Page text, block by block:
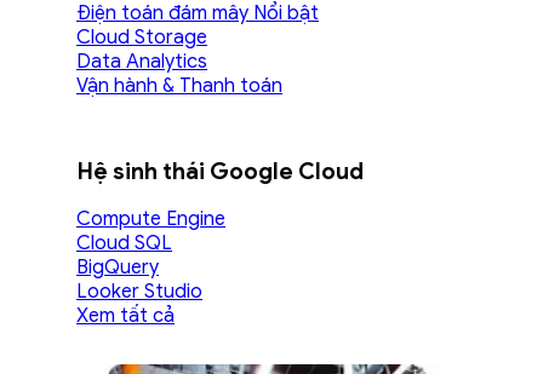
Điện toán đám mây
Cloud Storage
Data Analytics
Vận hành & Thanh toán
Hệ sinh thái Google Cloud
Compute Engine
Cloud SQL
BigQuery
Looker Studio
Xem tất cả